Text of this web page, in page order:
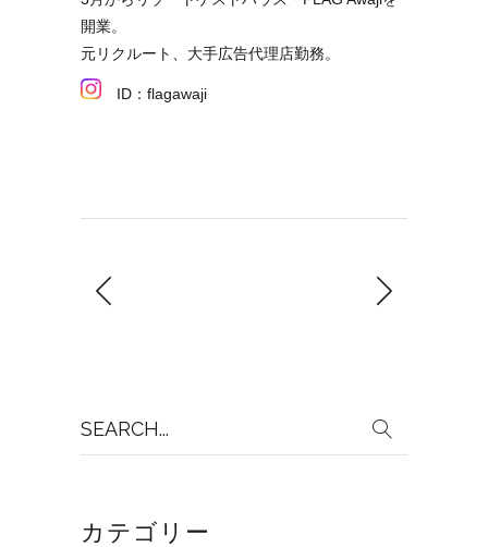
開業。
元リクルート、大手広告代理店勤務。
ID：flagawaji
カテゴリー